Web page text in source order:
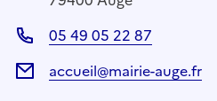
05 49 05 22 87
accueil@mairie-auge.fr